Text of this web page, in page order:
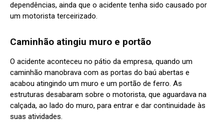
dependências, ainda que o acidente tenha sido causado por
um motorista terceirizado.
Caminhão atingiu muro e portão
O acidente aconteceu no pátio da empresa, quando um
caminhão manobrava com as portas do baú abertas e
acabou atingindo um muro e um portão de ferro. As
estruturas desabaram sobre o motorista, que aguardava na
calçada, ao lado do muro, para entrar e dar continuidade às
suas atividades.